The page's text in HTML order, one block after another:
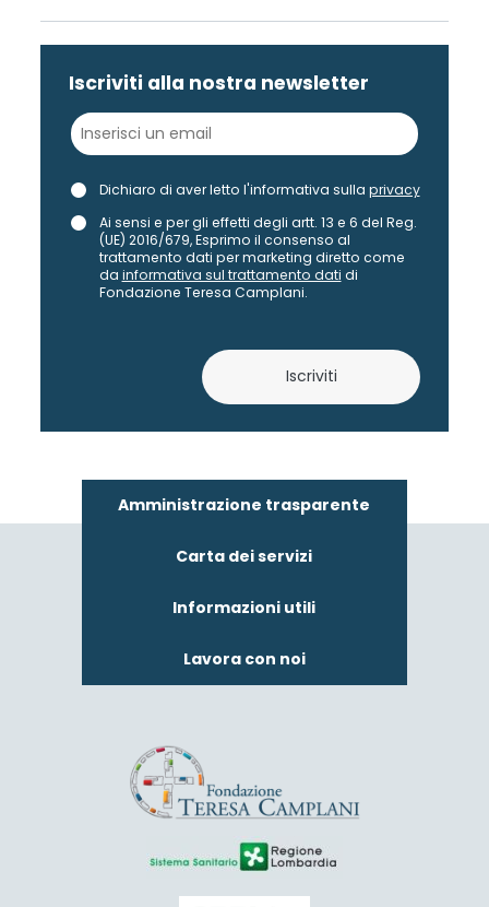
Iscriviti alla nostra newsletter
Dichiaro di aver letto l'informativa sulla privacy
Ai sensi e per gli effetti degli artt. 13 e 6 del Reg.
(UE) 2016/679, Esprimo il consenso al
trattamento dati per marketing diretto come
da informativa sul trattamento dati di
Fondazione Teresa Camplani.
Iscriviti
Amministrazione trasparente
Carta dei servizi
Informazioni utili
Lavora con noi